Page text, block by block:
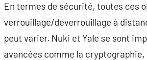
En termes de sécurité, toutes ces
verrouillage/déverrouillage à
peut varier. Nuki et Yale se sont
avancées comme la